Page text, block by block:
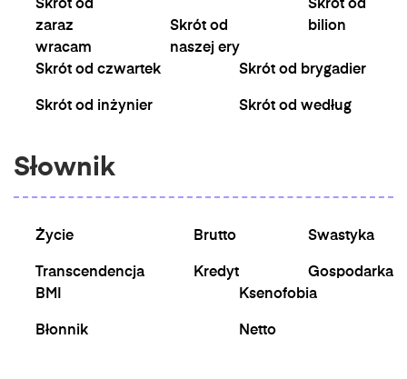
Skrót od
zaraz
wracam
Skrót od
naszej ery
Skrót od
bilion
Skrót od czwartek
Skrót od inżynier
Skrót od brygadier
Skrót od według
Słownik
Życie
Transcendencja
Brutto
Kredyt
Swastyka
Gospodarka
BMI
Błonnik
Ksenofobia
Netto